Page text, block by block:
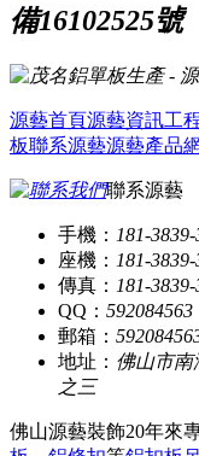
備16102525號
源藝首頁源藝資訊工
板聯系源藝源藝產品
聯系源藝
手機： 181-3839-
座機： 181-3839-
傳真： 181-3839-
QQ： 592084563
郵箱：
地址： 佛山市南
之三
佛山源藝裝飾20年來